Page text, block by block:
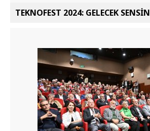
TEKNOFEST 2024: GELECEK SENSİN